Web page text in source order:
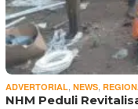
ADVERTORIAL, NEWS,
NHM Peduli